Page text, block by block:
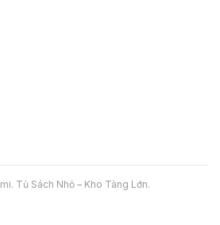
Tủ Sách Nhỏ – Kho Tàng Lớn.